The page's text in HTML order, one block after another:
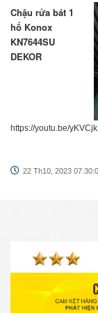
Chậu rửa bát 1
hố Konox
KN7644SU
DEKOR
https://youtu.be/
22 Th10, 2023